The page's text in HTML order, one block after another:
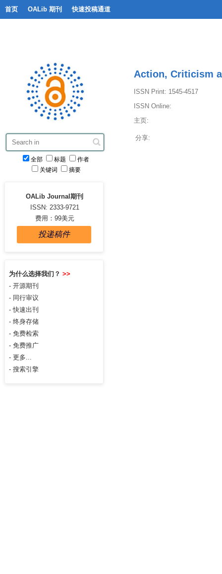
首页 OALib 期刊 快速投稿通道
全部 标题
作者
关键词
摘要
OALib Journal期刊
ISSN: 2333-9721
费用：99美元
投递稿件
为什么选择我们？ >>
- 开源期刊
- 同行审议
- 快速出刊
- 终身存储
- 免费检索
- 免费推广
- 更多...
- 搜索引擎
Action, Criticism
ISSN Print: 1545-4517
ISSN Online:
主页:
分享: